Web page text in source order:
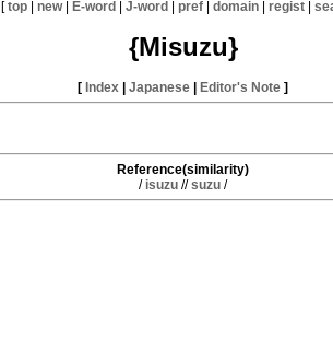
[top | new| E-word | J-word | pref | domain | regist |
{Misuzu}
[ Index | Japanese | Editor's Note ]
Reference(similarity)
/isuzu //suzu /